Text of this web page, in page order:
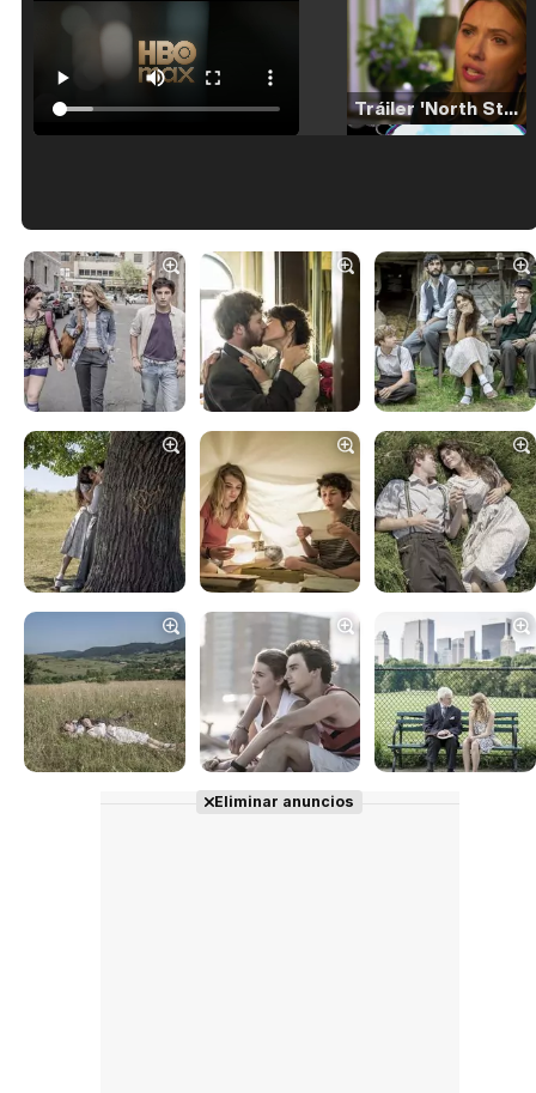
Tráiler 'North Star' (2023)
Tráiler en español de 'La isla olvidada'
Tráiler 'Vida perra' (2026)
Tráiler Oficial en VOSE 'The Audacity'
Tráiler en español 'Outcome' (2026)
Eliminar anuncios